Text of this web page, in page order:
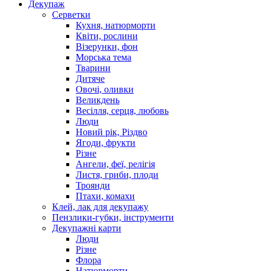
Декупаж
Серветки
Кухня, натюрморти
Квіти, рослини
Візерунки, фон
Морська тема
Тварини
Дитяче
Овочі, оливки
Великдень
Весілля, серця, любовь
Люди
Новий рік, Різдво
Ягоди, фрукти
Різне
Ангели, феї, релігія
Листя, гриби, плоди
Троянди
Птахи, комахи
Клей, лак для декупажу
Пензлики-губки, інструменти
Декупажні карти
Люди
Різне
Флора